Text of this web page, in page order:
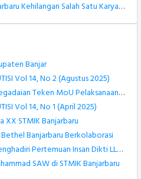
Satu Karyawan Terbaiknya, Muhammad Rizki Noor
Banjar
Vol 14, No 2 (Agustus 2025)
MoU Pelaksanaan Tridharma Perguruan Tinggi
Vol 14, No 1 (April 2025)
XX STMIK Banjarbaru
Banjarbaru Berkolaborasi
Pertemuan Insan Dikti LLDIKTI XI
SAW di STMIK Banjarbaru